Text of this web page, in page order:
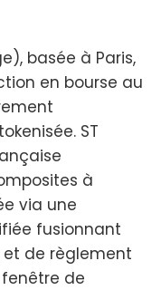
basée à Paris,
en bourse au
ST
à
via une
fusionnant
de règlement
fenêtre de